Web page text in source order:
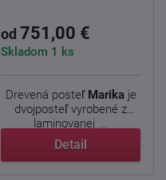
od 751,00 €
Skladom 1 ks
Drevená posteľ Marikaje
dvojposteľ vyrobené z
laminovanej ...
Detail